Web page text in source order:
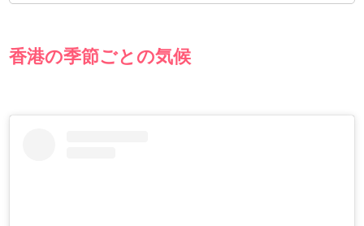
香港の季節ごとの気候